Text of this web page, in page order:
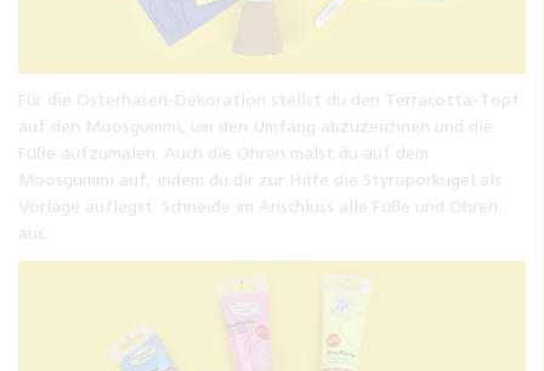
Für die Osterhasen-Dekoration stellst du den Terracotta-Topf
auf den Moosgummi, um den Umfang abzuzeichnen und die
Füße aufzumalen. Auch die Ohren malst du auf dem
Moosgummi auf, indem du dir zur Hilfe die Styroporkugel als
Vorlage auflegst. Schneide im Anschluss alle Füße und Ohren
aus.